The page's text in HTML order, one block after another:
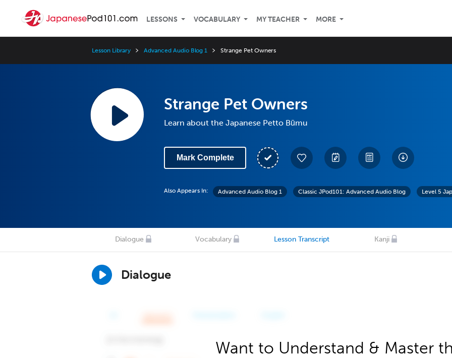
LESSONS VOCABULARY MY TEACHER MORE
Lesson Library Advanced Audio Blog 1 Strange Pet Owners
Strange Pet Owners
Learn about the Japanese Petto Būmu
Mark Complete
Also Appears In: Advanced Audio Blog 1 Classic JPod101: Advanced Audio Blog Level 5
Dialogue Vocabulary Lesson Transcript Kanji
Dialogue
Want to Understand & Master